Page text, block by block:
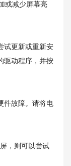
或减少屏幕亮
更新或重新安
驱动程序，并按
故障。请将电
，则可以尝试